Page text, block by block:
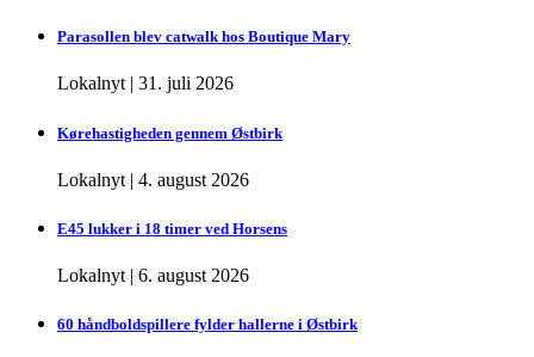
Parasollen blev catwalk hos Boutique Mary
Lokalnyt| 31. juli 2026
Kørehastigheden gennem Østbirk
Lokalnyt | 4. august 2026
E45 lukker i 18 timer ved Horsens
Lokalnyt | 6. august 2026
60 håndboldspillere fylder hallerne i Østbirk